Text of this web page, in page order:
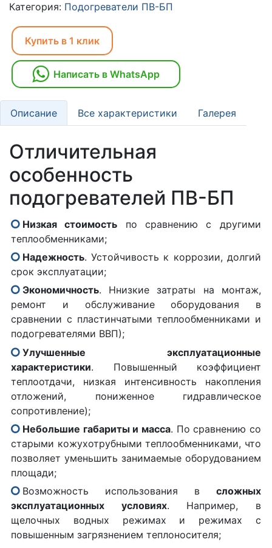
Категория: Подогреватели ПВ-БП
Купить в 1 клик
Написать в WhatsApp
Описание Все характеристики Галерея
Отличительная
особенность
подогревателей ПВ-БП
Низкая стоимость по сравнению с другими
теплообменниками;
Надежность. Устойчивость к коррозии, долгий
срок эксплуатации;
Экономичность. Ннизкие затраты на монтаж,
ремонт и обслуживание оборудования в
сравнении с пластинчатыми теплообменниками и
подогревателями ВВП);
Улучшенные эксплуатационные
характеристики. Повышенный коэффициент
теплоотдачи, низкая интенсивность накопления
отложений, пониженное гидравлическое
сопротивление);
Небольшие габариты и масса. По сравнению со
старыми кожухотрубными теплообменниками, что
позволяет уменьшить занимаемые оборудованием
площади;
Возможность использования в сложных
эксплуатационных условиях. Например, в
щелочных водных режимах и режимах с
повышенным загрязнением теплоносителя;